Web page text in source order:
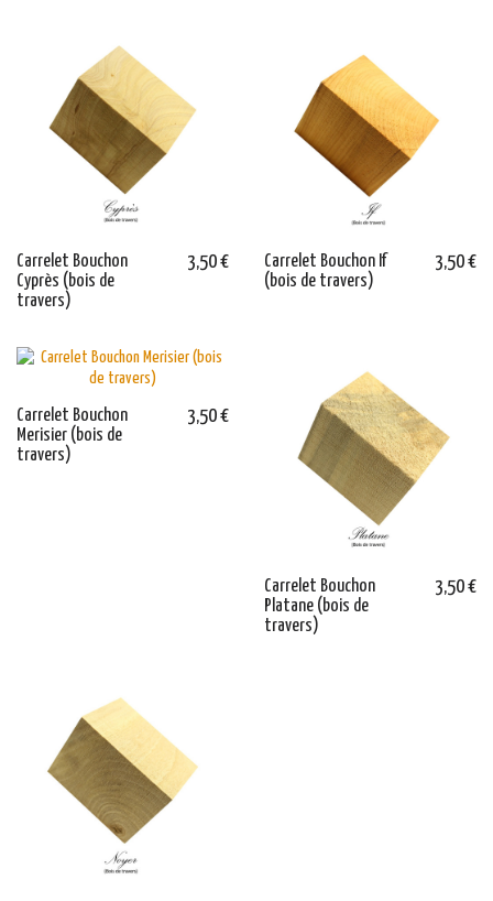
Carrelet Bouchon
Cyprès (bois de
travers)
3,50 €
Carrelet Bouchon If
(bois de travers)
3,50 €
Carrelet Bouchon
Merisier (bois de
travers)
3,50 €
Carrelet Bouchon
Platane (bois de
travers)
3,50 €